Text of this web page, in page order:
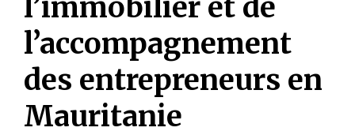
l’immobilier et de
l’accompagnement
des entrepreneurs en
Mauritanie